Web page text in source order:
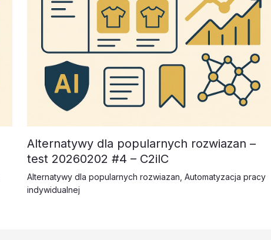
Alternatywy dla popularnych rozwiazan –
test 20260202 #4 – C2ilC
Alternatywy dla popularnych rozwiazan Automatyzacja pracy
indywidualnej